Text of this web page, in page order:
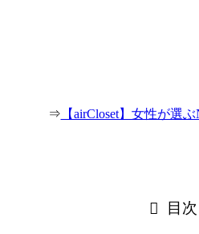
⇒ 【airCloset】女性が選
目次